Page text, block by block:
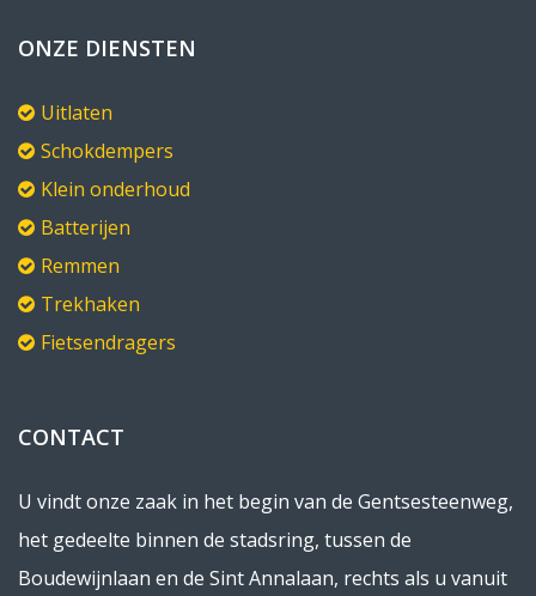
ONZE DIENSTEN
Uitlaten
Schokdempers
Klein onderhoud
Batterijen
Remmen
Trekhaken
Fietsendragers
CONTACT
U vindt onze zaak in het begin van de Gentsesteenweg,
het gedeelte binnen de stadsring, tussen de
Boudewijnlaan en de Sint Annalaan, rechts als u vanuit